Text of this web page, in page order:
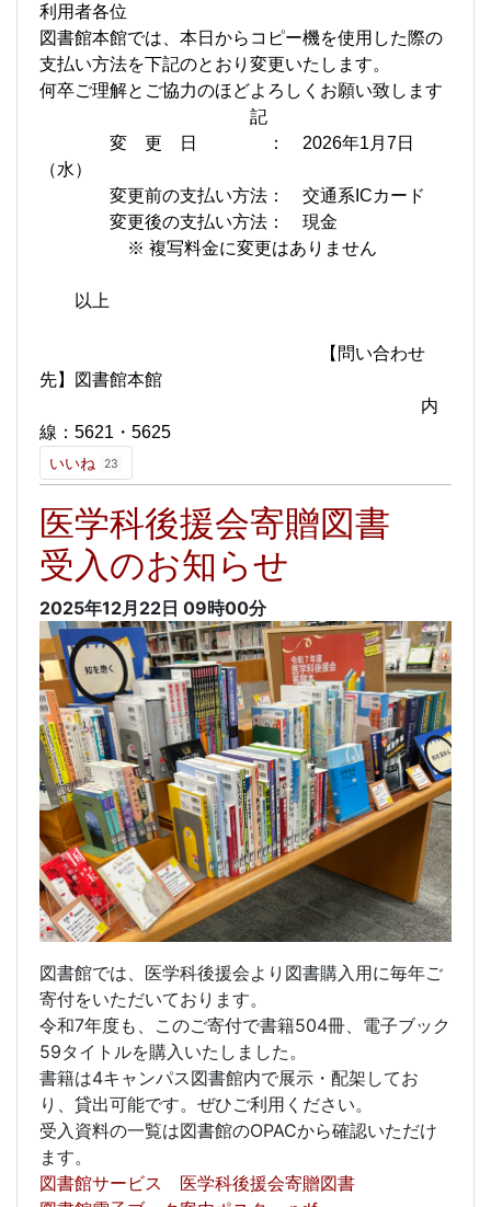
利用者各位
図書館本館では、本日からコピー機を使用した際の
支払い方法を下記のとおり変更いたします。
何卒ご理解とご協力のほどよろしくお願い致します
記
変 更 日 ： 2026年1月7日
（水）
変更前の支払い方法： 交通系ICカード
変更後の支払い方法： 現金
※ 複写料金に変更はありません
以上
【問い合わせ
先】図書館本館
内
線：5621・5625
いいね
23
医学科後援会寄贈図書
受入のお知らせ
2025年12月22日 09時00分
図書館では、医学科後援会より図書購入用に毎年ご
寄付をいただいております。
令和7年度も、このご寄付で書籍504冊、電子ブック
59タイトルを購入いたしました。
書籍は4キャンパス図書館内で展示・配架してお
り、貸出可能です。ぜひご利用ください。
受入資料の一覧は図書館のOPACから確認いただけ
ます。
図書館サービス 医学科後援会寄贈図書